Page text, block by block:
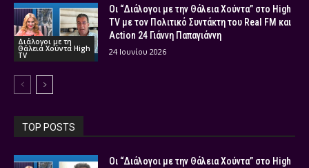
Διάλογοι με τη
Θάλεια Χούντα High
TV
Οι “Διάλογοι με την Θάλεια Χούντα” στο High
TV με τον Πολιτικό Συντάκτη του Real FM και
Action 24 Γιάννη Παπαγιάννη
24 Ιουνίου 2026
TOP POSTS
Οι “Διάλογοι με την Θάλεια Χούντα” στο High